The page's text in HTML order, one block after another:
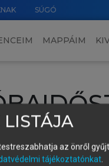
SÚGÓ
MAPPÁIM
lépj be a saját
felhasználóként1 óra
LISTÁJA
az önről
tájékoztatónkat.